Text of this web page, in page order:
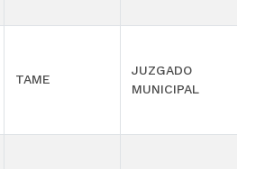
TAME
JUZGADO
MUNICIPAL